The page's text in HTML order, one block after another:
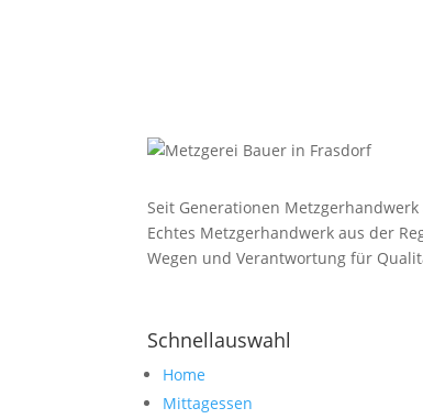
Seit Generationen Metzgerhandwerk
Echtes Metzgerhandwerk aus der
Wegen und Verantwortung für
Schnellauswahl
Home
Mittagessen